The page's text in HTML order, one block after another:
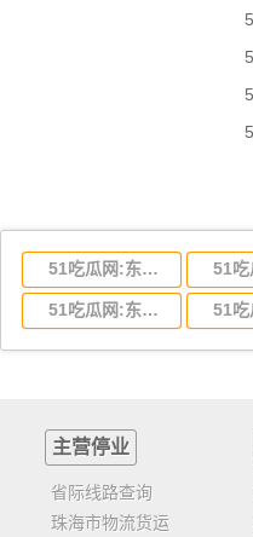
51吃瓜网:东莞到湖北省物流专线,东莞到湖北省物流公司
51吃瓜网:东莞到云南省物流运输,东莞到云南省物流公司
主营停业
省际线路查询
珠海市物流货运